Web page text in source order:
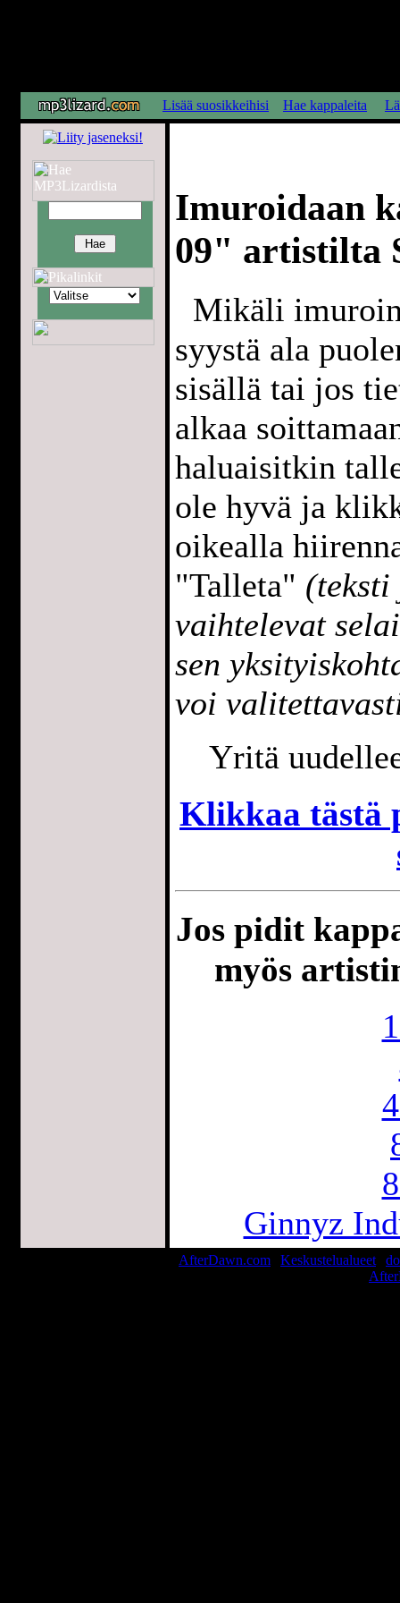
Lisää suosikkeihisi Hae kappaleita
Imuroidaan
09" artistilta
Mikäli
syystä ala
sisällä tai jos
alkaa
haluaisitkin
ole hyvä ja
oikealla
"Talleta"
vaihtelevat
sen
voi
Yritä
Klikkaa tästä
Jos pidit
myös
Ginnyz
AfterDawn.com Keskustelualueet